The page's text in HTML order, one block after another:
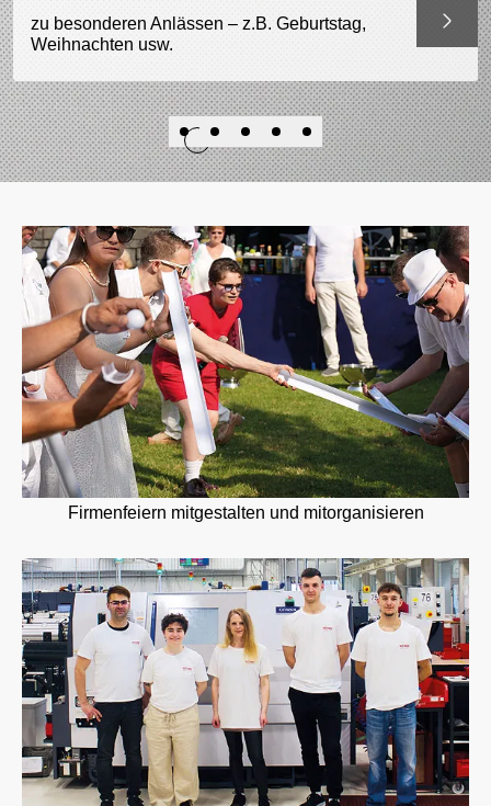
zu besonderen Anlässen – z.B. Geburtstag,
Weihnachten usw.
Firmenfeiern mitgestalten und mitorganisieren